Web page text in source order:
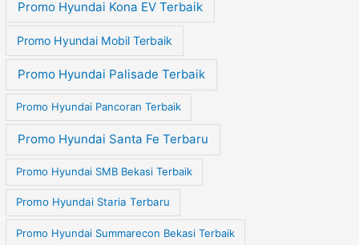
Promo Hyundai Kona EV Terbaik
Promo Hyundai Mobil Terbaik
Promo Hyundai Palisade Terbaik
Promo Hyundai Pancoran Terbaik
Promo Hyundai Santa Fe Terbaru
Promo Hyundai SMB Bekasi Terbaik
Promo Hyundai Staria Terbaru
Promo Hyundai Summarecon Bekasi Terbaik